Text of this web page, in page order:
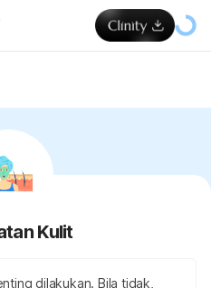
Kulit
dilakukan. Bila tidak,